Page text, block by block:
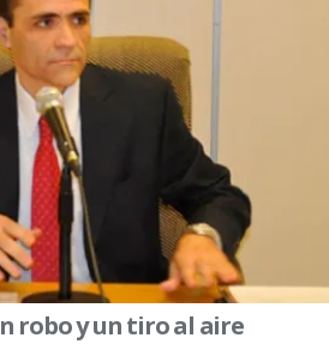
robo y un tiro al aire